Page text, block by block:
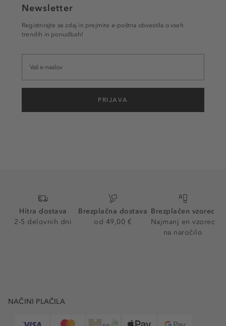
Newsletter
Registrirajte se zdaj in prejmite e-poštna obvestila o vseh
trendih in ponudbah!
PRIJAVA
Hitra dostava
2-5 delovnih dni
Brezplačna dostava
od 49,00 €
Brezplačen vzorec
Najmanj en vzorec
na naročilo
NAČINI PLAČILA